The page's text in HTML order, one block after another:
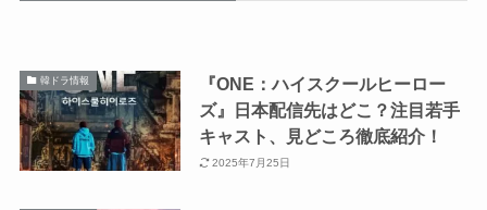
韓ドラ情報
『ONE：ハイスクールヒーロー
ズ』日本配信先はどこ？注目若手
キャスト、見どころ徹底紹介！
2025年7月25日